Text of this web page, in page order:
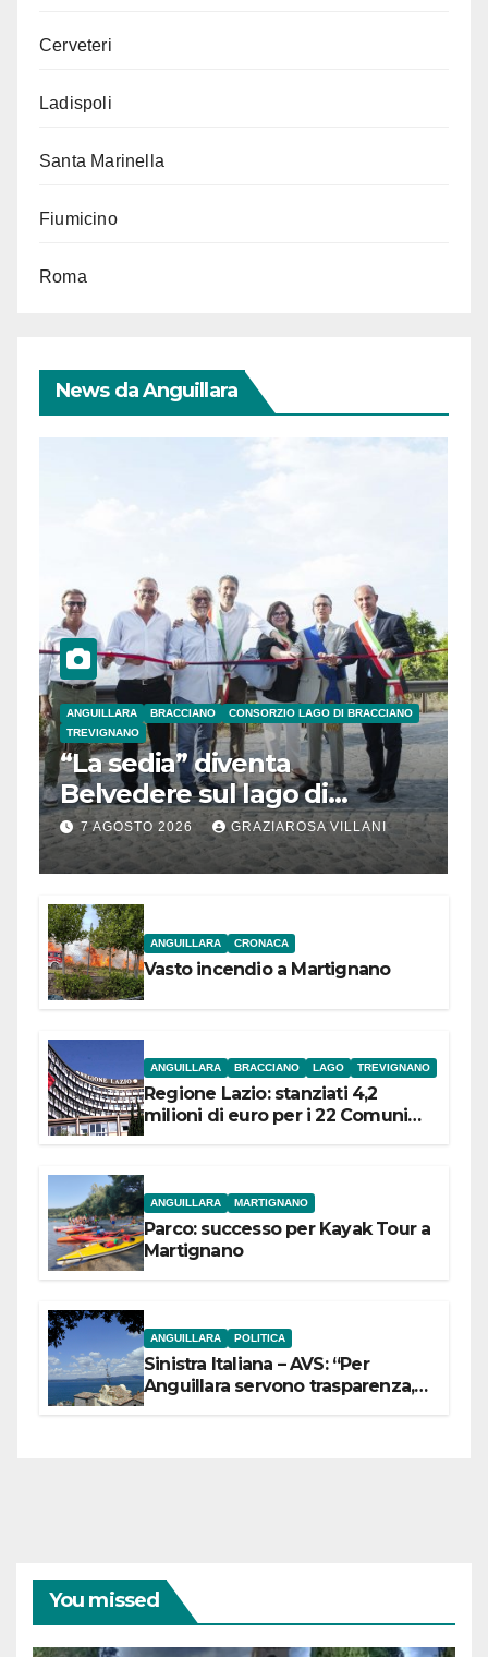
Cerveteri
Ladispoli
Santa Marinella
Fiumicino
Roma
News da Anguillara
ANGUILLARA BRACCIANO
CONSORZIO LAGO DI BRACCIANO
TREVIGNANO
“La sedia” diventa
Belvedere sul lago di
Bracciano: ieri
l’inaugurazione
7 AGOSTO 2026 GRAZIAROSA VILLANI
ANGUILLARA CRONACA
Vasto incendio a Martignano
ANGUILLARA BRACCIANO LAGO TREVIGNANO
Regione Lazio: stanziati 4,2
milioni di euro per i 22 Comuni
ANGUILLARA MARTIGNANO
Parco: successo per Kayak Tour a
Martignano
ANGUILLARA POLITICA
Sinistra Italiana – AVS: “Per
Anguillara servono trasparenza,
You missed